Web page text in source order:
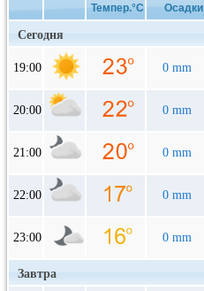
Темпер.°C Осадки
Сегодня
19:00 0 mm
20:00 0 mm
21:00 0 mm
22:00 0 mm
23:00 0 mm
Завтра